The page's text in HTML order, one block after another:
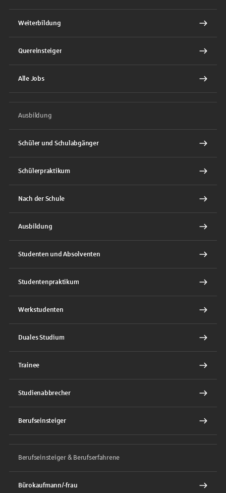
Weiterbildung
Quereinsteiger
Alle Jobs
Ausbildung
Schüler und Schulabgänger
Schülerpraktikum
Nach der Schule
Ausbildung
Studenten und Absolventen
Studentenpraktikum
Werkstudenten
Duales Studium
Trainee
Studienabbrecher
Berufseinsteiger
Berufseinsteiger & Berufserfahrene
Bürokaufmann/-frau